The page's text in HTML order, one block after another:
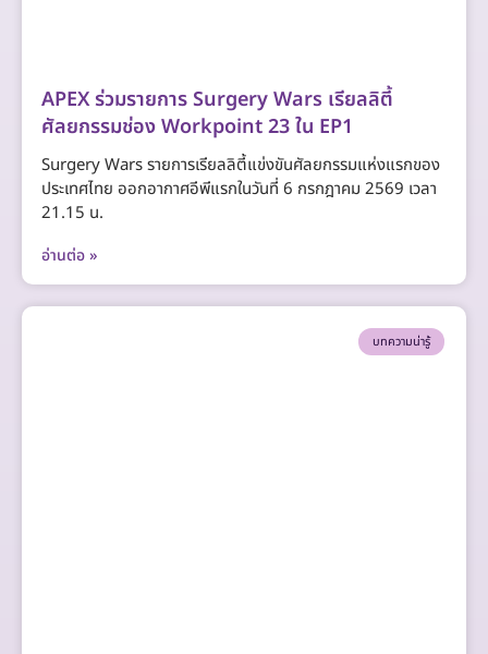
APEX ร่วมรายการ Surgery Wars เรียลลิตี้
ศัลยกรรมช่อง Workpoint 23 ใน EP1
Surgery Wars รายการเรียลลิตี้แข่งขันศัลยกรรมแห่งแรกของ
ประเทศไทย ออกอากาศอีพีแรกในวันที่ 6 กรกฎาคม 2569 เวลา
21.15 น.
อ่านต่อ »
บทความน่ารู้